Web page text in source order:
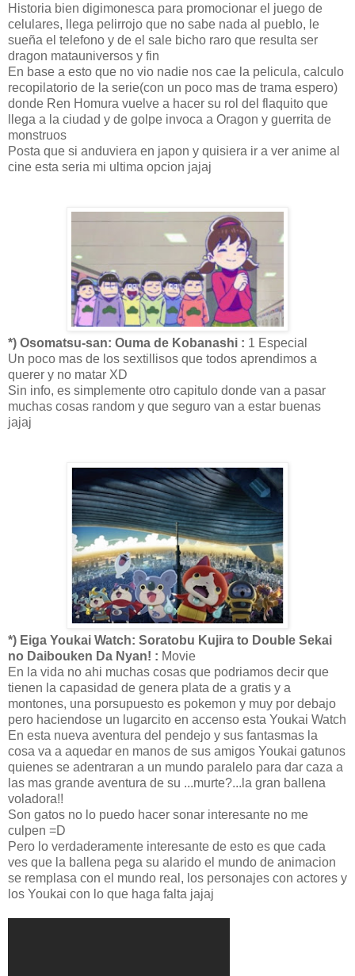
Historia bien digimonesca para promocionar el juego de
celulares, llega pelirrojo que no sabe nada al pueblo, le
sueña el telefono y de el sale bicho raro que resulta ser
dragon matauniversos y fin
En base a esto que no vio nadie nos cae la pelicula, calculo
recopilatorio de la serie(con un poco mas de trama espero)
donde Ren Homura vuelve a hacer su rol del flaquito que
llega a la ciudad y de golpe invoca a Oragon y guerrita de
monstruos
Posta que si anduviera en japon y quisiera ir a ver anime al
cine esta seria mi ultima opcion jajaj
*) Osomatsu-san: Ouma de Kobanashi : 1 Especial
Un poco mas de los sextillisos que todos aprendimos a
querer y no matar XD
Sin info, es simplemente otro capitulo donde van a pasar
muchas cosas random y que seguro van a estar buenas
jajaj
*) Eiga Youkai Watch: Soratobu Kujira to Double Sekai
no Daibouken Da Nyan! : Movie
En la vida no ahi muchas cosas que podriamos decir que
tienen la capasidad de genera plata de a gratis y a
montones, una porsupuesto es pokemon y muy por debajo
pero haciendose un lugarcito en accenso esta Youkai Watch
En esta nueva aventura del pendejo y sus fantasmas la
cosa va a aquedar en manos de sus amigos Youkai gatunos
quienes se adentraran a un mundo paralelo para dar caza a
las mas grande aventura de su ...murte?...la gran ballena
voladora!!
Son gatos no lo puedo hacer sonar interesante no me
culpen =D
Pero lo verdaderamente interesante de esto es que cada
ves que la ballena pega su alarido el mundo de animacion
se remplasa con el mundo real, los personajes con actores y
los Youkai con lo que haga falta jajaj